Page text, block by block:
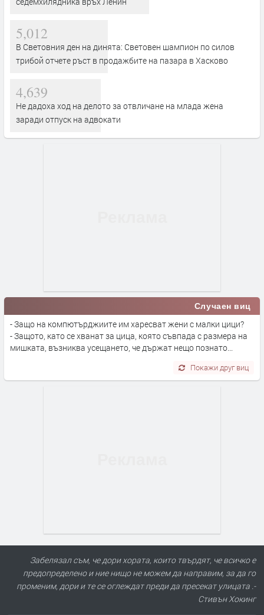
5,012
В Световния ден на динята: Световен шампион по силов
трибой отчете ръст в продажбите на пазара в Хасково
4,639
Не дадоха ход на делото за отвличане на млада жена
заради отпуск на адвокати
Случаен виц
- Защо на компютърджиите им харесват жени с малки цици?
- Защото, като се хванат за цица, която съвпада с размера на
мишката, възниква усещането, че държат нещо познато...
Покажи друг виц
Забелязал съм, че дори хората, които твърдят, че всичко е
предопределено и ние нищо не можем да направим, за да го
променим, дори и те се оглеждат преди да пресекат улицата .-
Стивън Хокинг